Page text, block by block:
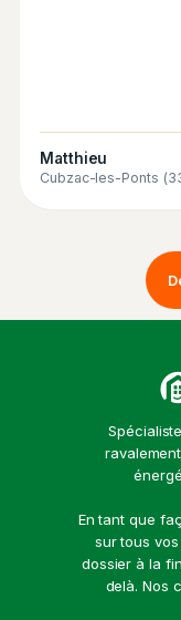
Matthieu
Cubzac-les-Ponts
En tant que
sur tous
dossier à la
delà. Nos